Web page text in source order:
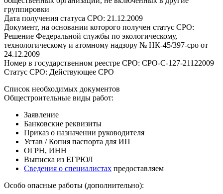
группировки
Дата получения статуса СРО: 21.12.2009
Документ, на основании которого получен статус СРО:
Решение Федеральной службы по экологическому,
технологическому и атомному надзору № НК-45/397-сро от
24.12.2009
Номер в государственном реестре СРО: СРО-С-127-21122009
Статус СРО: Действующее СРО
Список необходимых документов
Общестроительные виды работ:
Заявление
Банковские реквизиты
Приказ о назначении руководителя
Устав / Копия паспорта для ИП
ОГРН, ИНН
Выписка из ЕГРЮЛ
Сведения о специалистах предоставляем
Особо опасные работы (дополнительно):